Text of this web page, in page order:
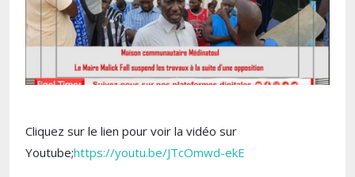
Cliquez sur le lien pour voir la vidéo sur
Youtube;https://youtu.be/JTcOmwd-ekE